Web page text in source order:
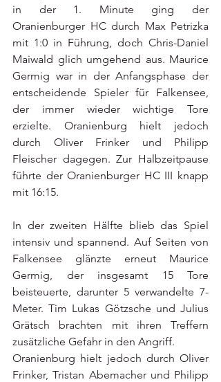
in der 1. Minute ging der
Oranienburger HC durch Max Petrizka
mit 1:0 in Führung, doch Chris-Daniel
Maiwald glich umgehend aus. Maurice
Germig war in der Anfangsphase der
entscheidende Spieler für Falkensee,
der immer wieder wichtige Tore
erzielte. Oranienburg hielt jedoch
durch Oliver Frinker und Philipp
Fleischer dagegen. Zur Halbzeitpause
führte der Oranienburger HC III knapp
mit 16:15.
In der zweiten Hälfte blieb das Spiel
intensiv und spannend. Auf Seiten von
Falkensee glänzte erneut Maurice
Germig, der insgesamt 15 Tore
beisteuerte, darunter 5 verwandelte 7-
Meter. Tim Lukas Götzsche und Julius
Grätsch brachten mit ihren Treffern
zusätzliche Gefahr in den Angriff.
Oranienburg hielt jedoch durch Oliver
Frinker, Tristan Abemacher und Philipp